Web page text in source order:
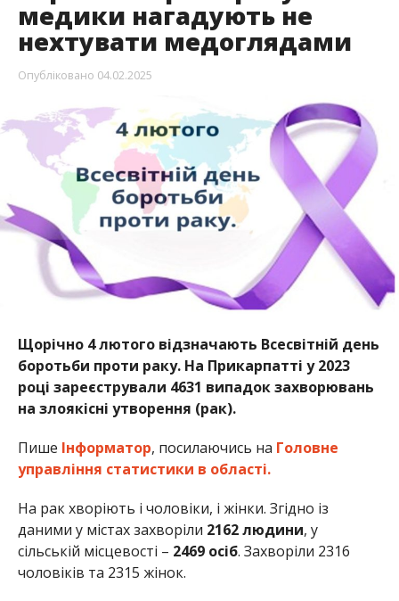
медики нагадують не
нехтувати медоглядами
Опубліковано 04.02.2025
Щорічно 4 лютого відзначають Всесвітній день
боротьби проти раку. На Прикарпатті у 2023
році зареєстрували 4631 випадок захворювань
на злоякісні утворення (рак).
Пише Інформатор, посилаючись на Головне
управління статистики в області.
На рак хворіють і чоловіки, і жінки. Згідно із
даними у містах захворіли 2162 людини, у
сільській місцевості – 2469 осіб. Захворіли 2316
чоловіків та 2315 жінок.